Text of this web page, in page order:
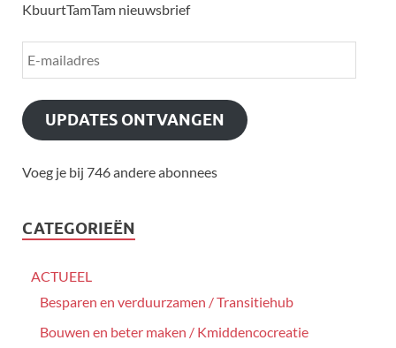
KbuurtTamTam nieuwsbrief
UPDATES ONTVANGEN
Voeg je bij 746 andere abonnees
CATEGORIEËN
ACTUEEL
Besparen en verduurzamen / Transitiehub
Bouwen en beter maken / Kmiddencocreatie